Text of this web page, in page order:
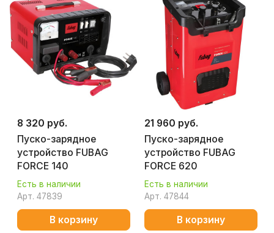
8 320 руб.
Пуско-зарядное
устройство FUBAG
FORCE 140
Есть в наличии
Арт. 47839
В корзину
21 960 руб.
Пуско-зарядное
устройство FUBAG
FORCE 620
Есть в наличии
Арт. 47844
В корзину